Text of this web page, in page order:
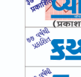
August 08, Sat,
સાયબર ક્રાઈમ